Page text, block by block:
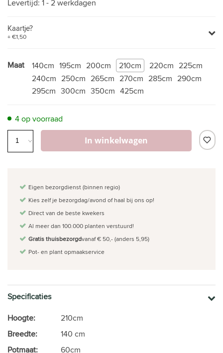
Levertijd: 1 - 2 werkdagen
Kaartje?
+ €1,50
Maat
300cm 350cm 425cm
140cm 210cm
200cm
220cm
265cm 270cm
290cm
295cm
195cm
240cm
225cm
250cm
285cm
4 op voorraad
In winkelwagen
Eigen bezorgdienst (binnen regio)
Kies zelf je bezorgdag/avond of haal bij ons op!
Direct van de beste kwekers
Al meer dan 100.000 planten verstuurd!
Gratis thuisbezorgdvanaf € 50,- (anders 5,95)
Pot- en plant opmaakservice
Specificaties
Hoogte:
210cm
Breedte:
140 cm
Potmaat:
60cm